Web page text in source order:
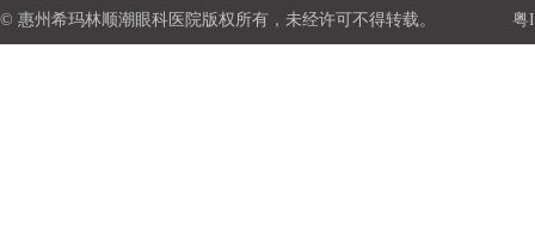
© 惠州希玛林顺潮眼科医院版权所有，未经许可不得转载。 粤